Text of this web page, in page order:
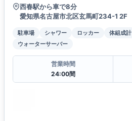
西春駅から車で8分
愛知県名古屋市北区玄馬町234-1 2F
駐車場 シャワー ロッカー 体組成計
ウォーターサーバー
営業時間
24:00間